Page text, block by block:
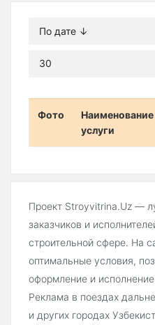
Фото
Наименование
услуги
Проект Stroyvitrina.Uz —
заказчиков и
строительной сфере. На
оптимальные условия,
оформление и исполнение
Реклама в поездах
и других городах